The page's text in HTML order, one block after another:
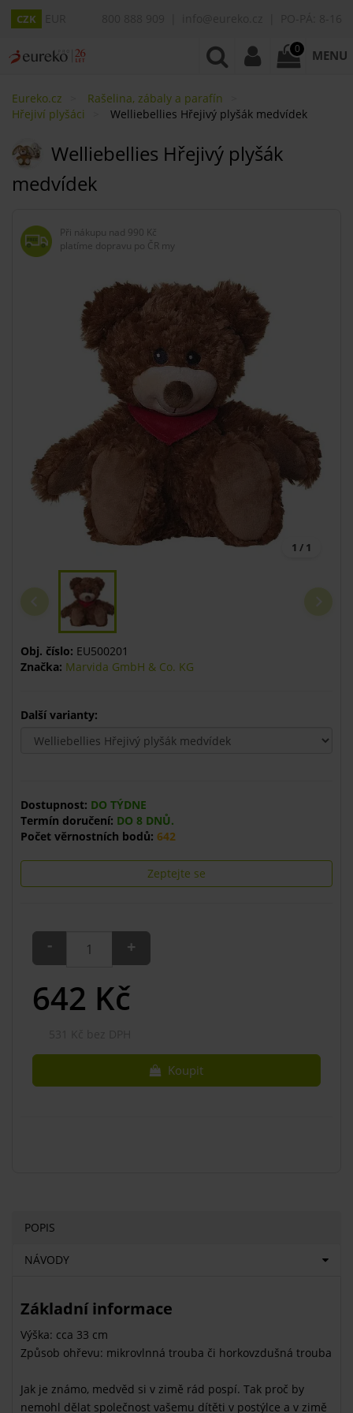
CZK
0 MENU
Eureko.cz
Rašelina, zábaly a parafín
Hřejiví plyšáci
Welliebellies Hřejivý plyšák medvídek
Welliebellies Hřejivý plyšák
medvídek
Při nákupu nad 990 Kč
platíme dopravu po ČR my
1 / 1
Obj. číslo: EU500201
Značka: Marvida GmbH & Co. KG
Další varianty:
Dostupnost: DO TÝDNE
Termín doručení: DO 8 DNŮ.
Počet věrnostních bodů: 642
Zeptejte se
- +
642 Kč
Koupit
POPIS
NÁVODY
Základní informace
Výška: cca 33 cm
Způsob ohřevu: mikrovlnná trouba či horkovzdušná trouba
Jak je známo, medvěd si v zimě rád pospí. Tak proč by
nemohl dělat společnost vašemu dítěti v postýlce a v zimě